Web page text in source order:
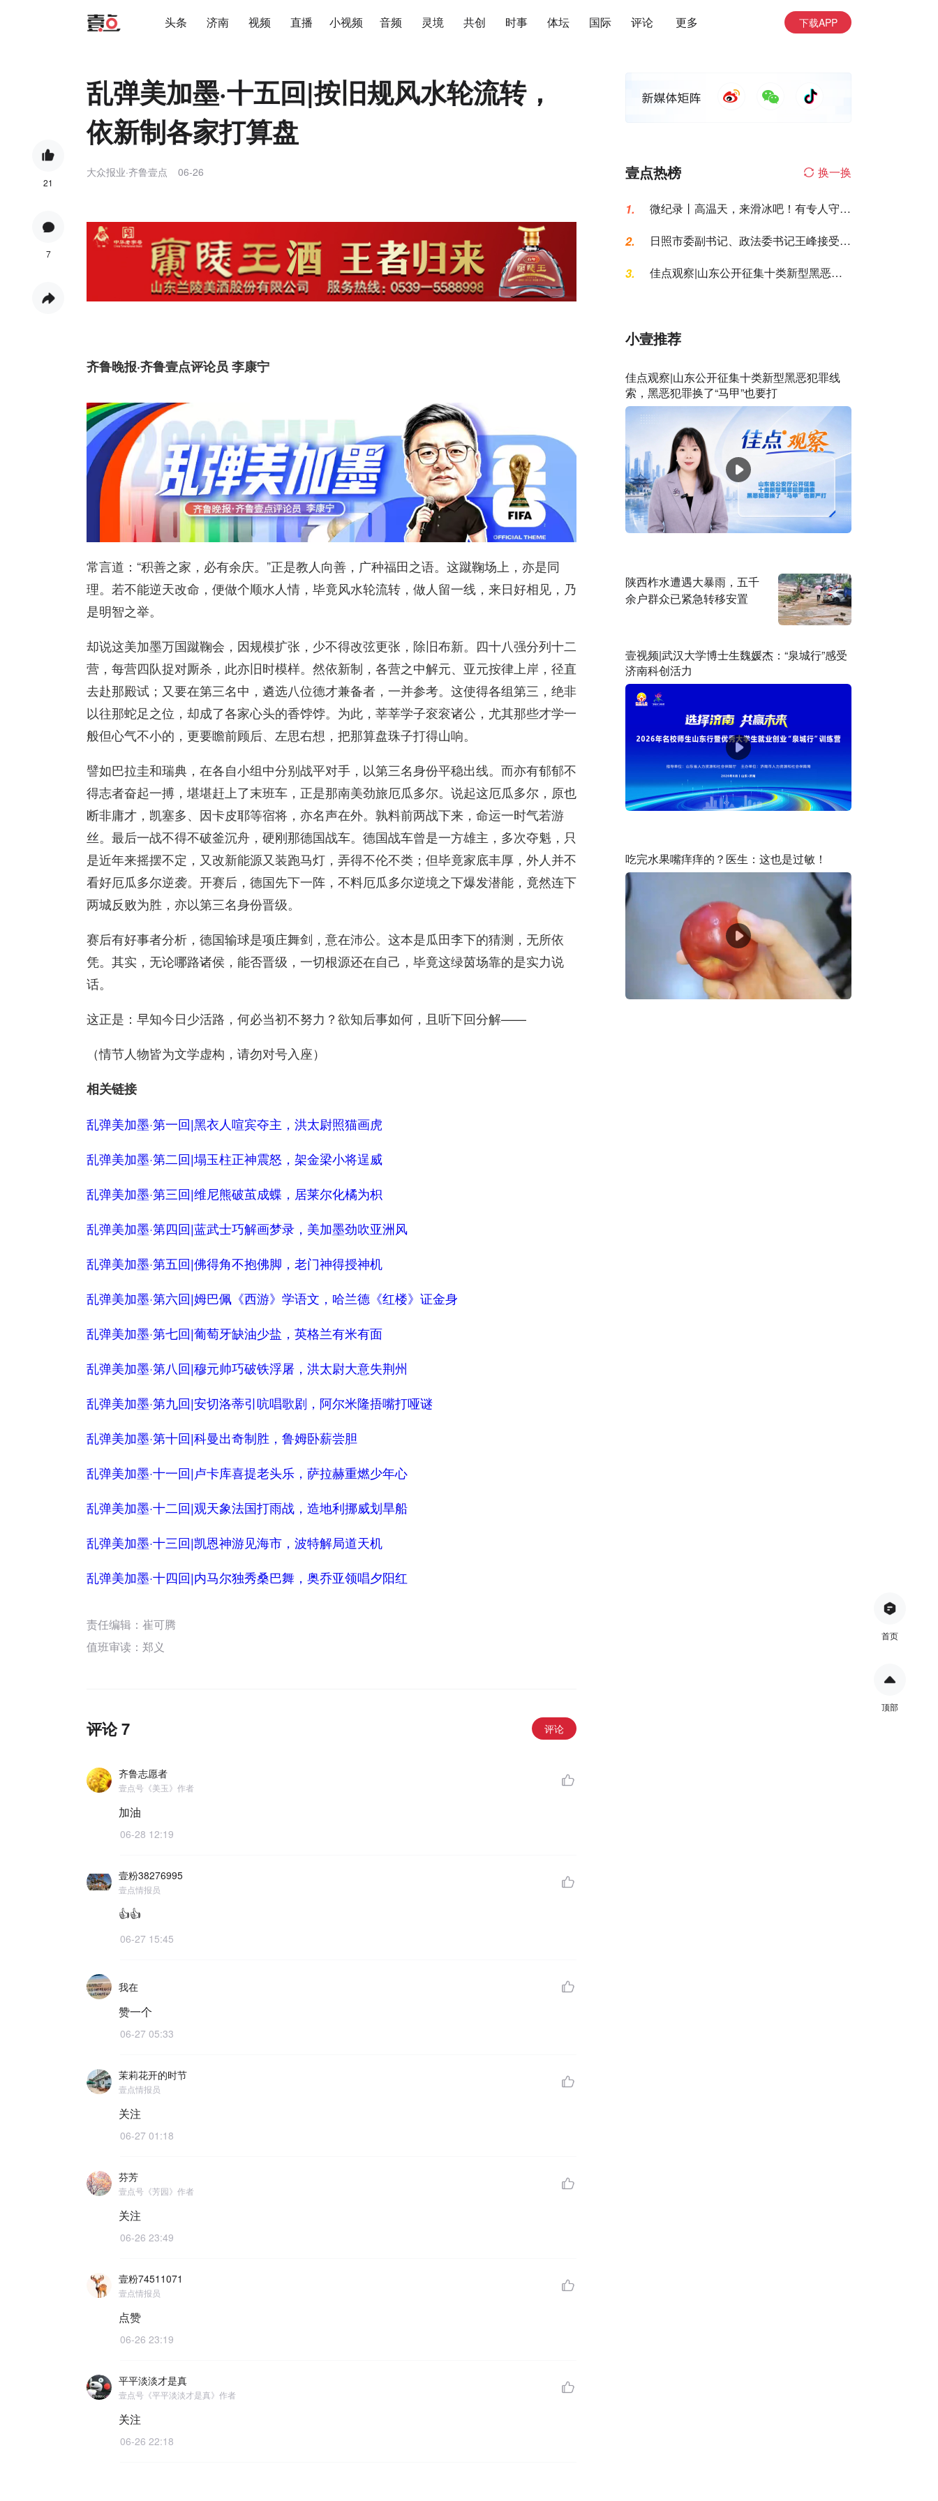
头条 济南 视频 直播 小视频 音频 灵境 共创 时事 体坛 国际 评论 更多 下载APP
21
7
乱弹美加墨·十五回|按旧规风水轮流转，
依新制各家打算盘
大众报业·齐鲁壹点 06-26
齐鲁晚报·齐鲁壹点评论员 李康宁
常言道：“积善之家，必有余庆。”正是教人向善，广种福田之语。这蹴鞠场上，亦是同
理。若不能逆天改命，便做个顺水人情，毕竟风水轮流转，做人留一线，来日好相见，乃
是明智之举。
却说这美加墨万国蹴鞠会，因规模扩张，少不得改弦更张，除旧布新。四十八强分列十二
营，每营四队捉对厮杀，此亦旧时模样。然依新制，各营之中解元、亚元按律上岸，径直
去赴那殿试；又要在第三名中，遴选八位德才兼备者，一并参考。这使得各组第三，绝非
以往那蛇足之位，却成了各家心头的香饽饽。为此，莘莘学子衮衮诸公，尤其那些才学一
般但心气不小的，更要瞻前顾后、左思右想，把那算盘珠子打得山响。
譬如巴拉圭和瑞典，在各自小组中分别战平对手，以第三名身份平稳出线。而亦有郁郁不
得志者奋起一搏，堪堪赶上了末班车，正是那南美劲旅厄瓜多尔。说起这厄瓜多尔，原也
断非庸才，凯塞多、因卡皮耶等宿将，亦名声在外。孰料前两战下来，命运一时气若游
丝。最后一战不得不破釜沉舟，硬刚那德国战车。德国战车曾是一方雄主，多次夺魁，只
是近年来摇摆不定，又改新能源又装跑马灯，弄得不伦不类；但毕竟家底丰厚，外人并不
看好厄瓜多尔逆袭。开赛后，德国先下一阵，不料厄瓜多尔逆境之下爆发潜能，竟然连下
两城反败为胜，亦以第三名身份晋级。
赛后有好事者分析，德国输球是项庄舞剑，意在沛公。这本是瓜田李下的猜测，无所依
凭。其实，无论哪路诸侯，能否晋级，一切根源还在自己，毕竟这绿茵场靠的是实力说
话。
这正是：早知今日少活路，何必当初不努力？欲知后事如何，且听下回分解——
（情节人物皆为文学虚构，请勿对号入座）
相关链接
乱弹美加墨·第一回|黑衣人喧宾夺主，洪太尉照猫画虎
乱弹美加墨·第二回|塌玉柱正神震怒，架金梁小将逞威
乱弹美加墨·第三回|维尼熊破茧成蝶，居莱尔化橘为枳
乱弹美加墨·第四回|蓝武士巧解画梦录，美加墨劲吹亚洲风
乱弹美加墨·第五回|佛得角不抱佛脚，老门神得授神机
乱弹美加墨·第六回|姆巴佩《西游》学语文，哈兰德《红楼》证金身
乱弹美加墨·第七回|葡萄牙缺油少盐，英格兰有米有面
乱弹美加墨·第八回|穆元帅巧破铁浮屠，洪太尉大意失荆州
乱弹美加墨·第九回|安切洛蒂引吭唱歌剧，阿尔米隆捂嘴打哑谜
乱弹美加墨·第十回|科曼出奇制胜，鲁姆卧薪尝胆
乱弹美加墨·十一回|卢卡库喜提老头乐，萨拉赫重燃少年心
乱弹美加墨·十二回|观天象法国打雨战，造地利挪威划旱船
乱弹美加墨·十三回|凯恩神游见海市，波特解局道天机
乱弹美加墨·十四回|内马尔独秀桑巴舞，奥乔亚领唱夕阳红
责任编辑：崔可腾
值班审读：郑义
评论 7 评论
齐鲁志愿者
壹点号《美玉》作者
加油
06-28 12:19
壹粉38276995
壹点情报员
👍👍
06-27 15:45
我在
赞一个
06-27 05:33
茉莉花开的时节
壹点情报员
关注
06-27 01:18
芬芳
壹点号《芳园》作者
关注
06-26 23:49
壹粉74511071
壹点情报员
点赞
06-26 23:19
平平淡淡才是真
壹点号《平平淡淡才是真》作者
关注
06-26 22:18
壹点热榜 换一换
1.
微纪录丨高温天，来滑冰吧！有专人守护
2.
日照市委副书记、政法委书记王峰接受纪
3.
佳点观察|山东公开征集十类新型黑恶犯
小壹推荐
佳点观察|山东公开征集十类新型黑恶犯罪线
索，黑恶犯罪换了“马甲”也要打
陕西柞水遭遇大暴雨，五千
余户群众已紧急转移安置
壹视频|武汉大学博士生魏媛杰：“泉城行”感受
济南科创活力
吃完水果嘴痒痒的？医生：这也是过敏！
首页
顶部